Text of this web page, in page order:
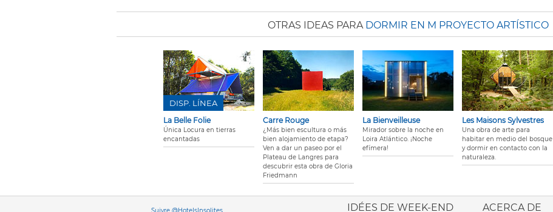
OTRAS IDEAS PARA DORMIR EN M PROYECTO ARTÍSTICO
La Belle Folie
Única Locura en tierras
encantadas
DISP. LÍNEA
Carre Rouge
¿Más bien escultura o más
bien alojamiento de etapa?
Ven a dar un paseo por el
Plateau de Langres para
descubrir esta obra de Gloria
Friedmann
La Bienveilleuse
Mirador sobre la noche en
Loira Atlántico. ¡Noche
efímera!
Les Maisons Sylvestres
Una obra de arte para
habitar en medio del bosque
y dormir en contacto con la
naturaleza.
Versione italiana
IDÉES DE WEEK-END ACERCA DE